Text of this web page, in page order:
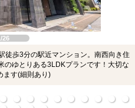
26
徒歩3分の駅近マンション。南西向き住
のゆとりある3LDKプランです！大切な
ます(細則あり)